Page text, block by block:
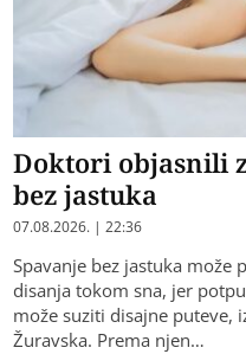
Doktori objasnili
bez jastuka
07.08.2026. | 22:36
Spavanje bez jastuka može
disanja tokom sna, jer
može suziti disajne puteve,
Žuravska. Prema njen…